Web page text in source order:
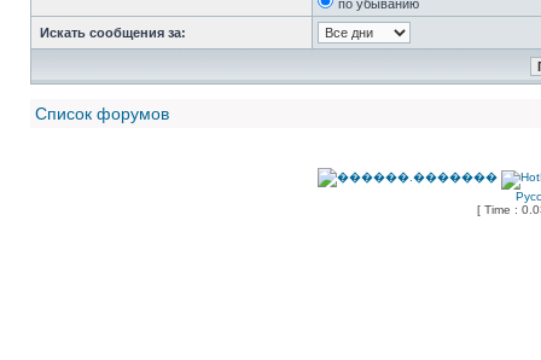
по убыванию
Искать сообщения за:
Список форумов
[ Time :